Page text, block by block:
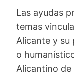
Las ayudas
temas
Alicante y
o
Alicantino